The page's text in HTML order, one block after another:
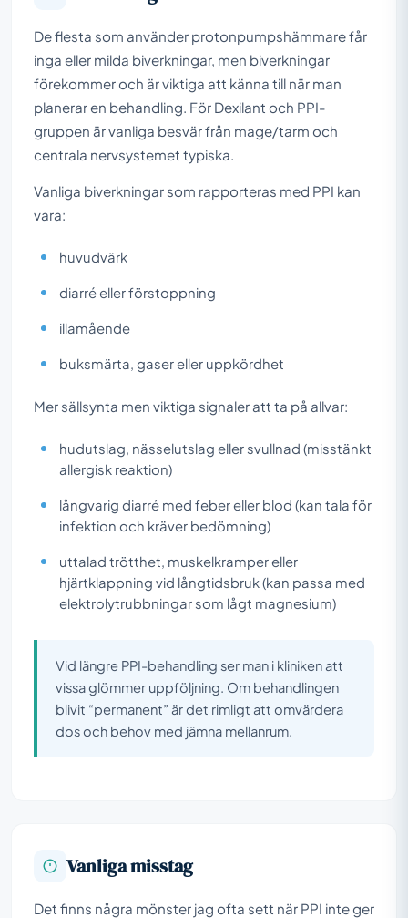
De flesta som använder protonpumpshämmare får
inga eller milda biverkningar, men biverkningar
förekommer och är viktiga att känna till när man
planerar en behandling. För Dexilant och PPI-
gruppen är vanliga besvär från mage/tarm och
centrala nervsystemet typiska.
Vanliga biverkningar som rapporteras med PPI kan
vara:
huvudvärk
diarré eller förstoppning
illamående
buksmärta, gaser eller uppkördhet
Mer sällsynta men viktiga signaler att ta på allvar:
hudutslag, nässelutslag eller svullnad (misstänkt
allergisk reaktion)
långvarig diarré med feber eller blod (kan tala för
infektion och kräver bedömning)
uttalad trötthet, muskelkramper eller
hjärtklappning vid långtidsbruk (kan passa med
elektrolytrubbningar som lågt magnesium)
Vid längre PPI-behandling ser man i kliniken att
vissa glömmer uppföljning. Om behandlingen
blivit “permanent” är det rimligt att omvärdera
dos och behov med jämna mellanrum.
Vanliga misstag
Det finns några mönster jag ofta sett när PPI inte ger